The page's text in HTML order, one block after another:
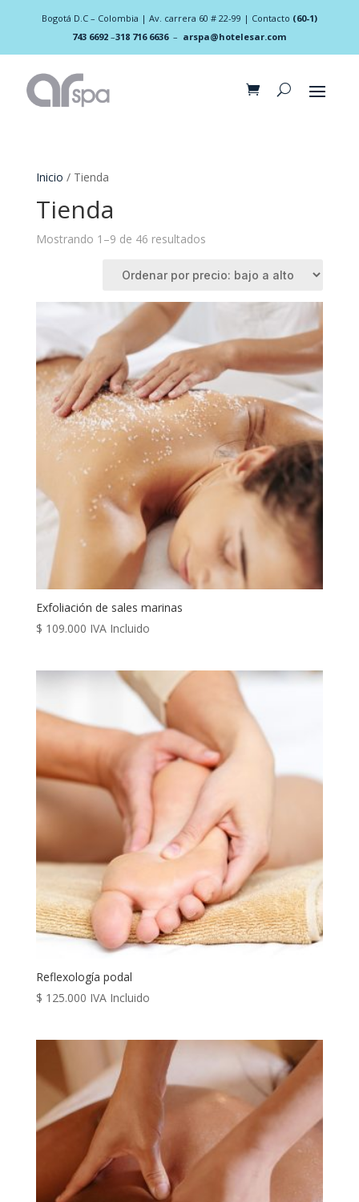
Bogotá D.C – Colombia | Av. carrera 60 # 22-99 | Contacto (60-1)
743 6692 –318 716 6636– arspa@hotelesar.com
Inicio / Tienda
Tienda
Mostrando 1–9 de 46 resultadosOrdenado
precio:
Exfoliación de sales marinas
$ 109.000 IVA Incluido
Reflexología podal
$ 125.000 IVA Incluido